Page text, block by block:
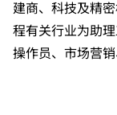
建商、科技及精
程有关行业为助
操作员、市场营